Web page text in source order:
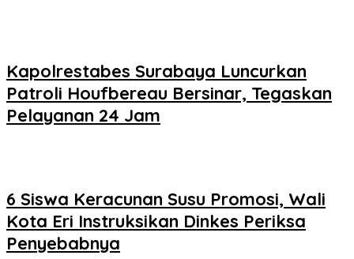
Kapolrestabes Surabaya Luncurkan
Patroli Houfbereau Bersinar, Tegaskan
Pelayanan 24 Jam
6 Siswa Keracunan Susu Promosi, Wali
Kota Eri Instruksikan Dinkes Periksa
Penyebabnya